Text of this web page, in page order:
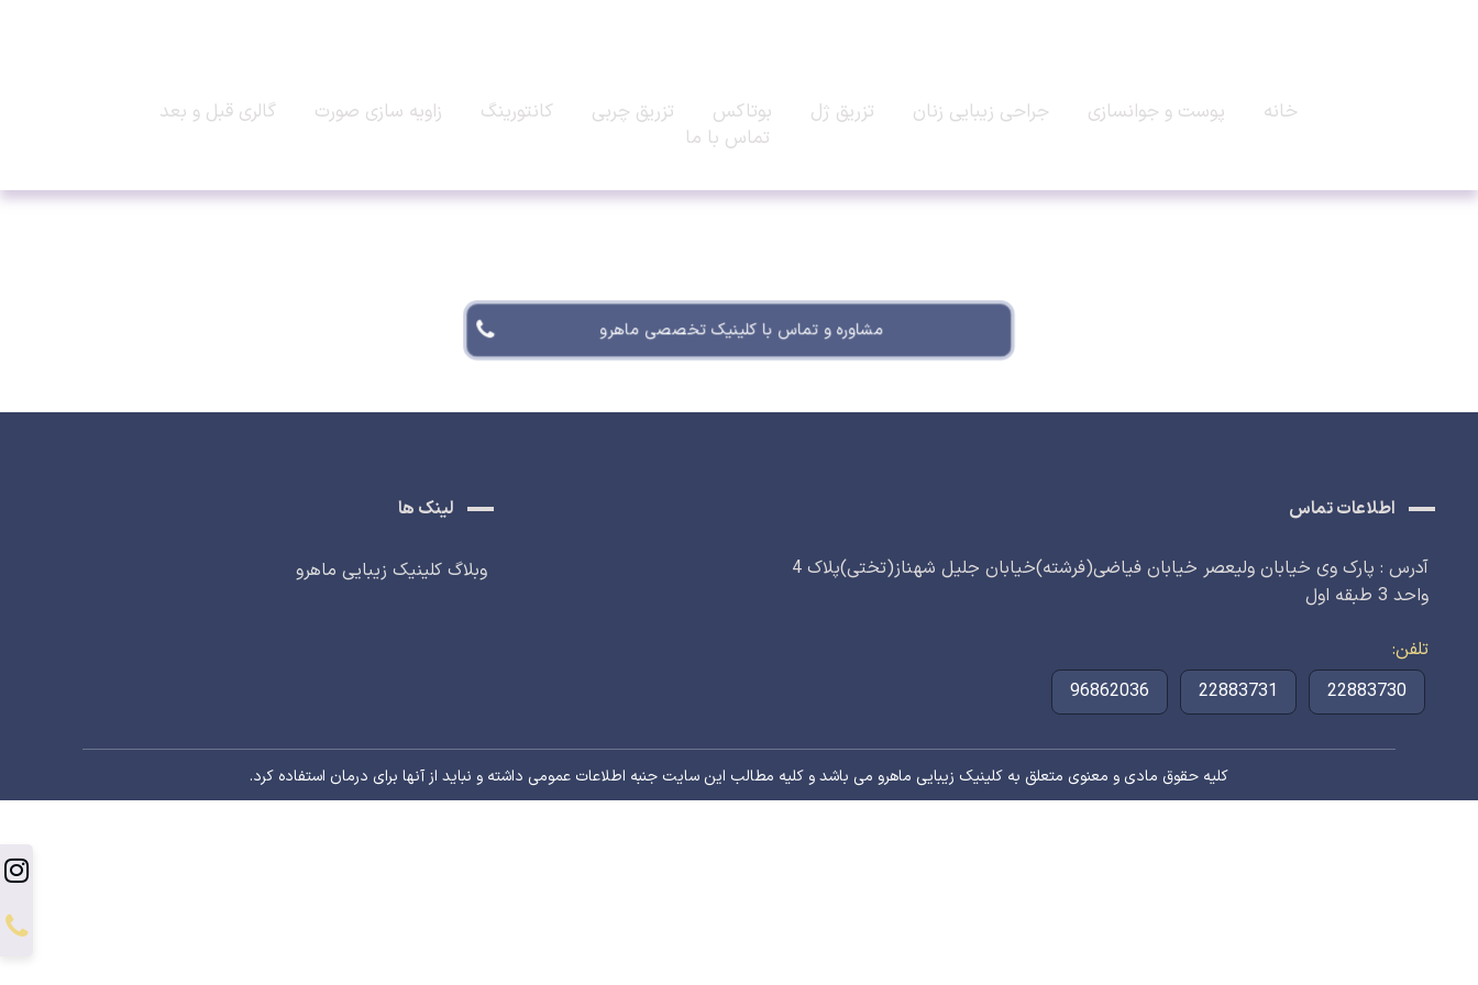
خانه پوست و جوانسازی جراحی زیبایی زنان تزریق ژل بوتاکس تزریق چربی کانتورینگ زاویه سازی صورت
گالری قبل و بعد
تماس با ما
مشاوره و تماس با کلینیک تخصصی ماهرو
اطلاعات تماس
آدرس : پارک وی خیابان ولیعصر خیابان فیاضی(فرشته)خیابان جلیل شهناز(تختی)پلاک 4
واحد 3 طبقه اول
تلفن
22883730
22883731
96862036
لینک ها
وبلاگ کلینیک زیبایی ماهرو
کلیه حقوق مادی و معنوی متعلق به کلینیک زیبایی ماهرو می باشد و کلیه مطالب این سایت جنبه اطلاعات عمومی داشته و نباید از آنها برای درمان استفاده کرد.